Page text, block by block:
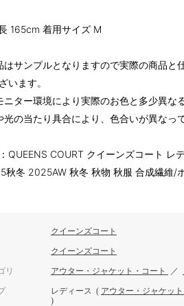
165cm 着用サイズ M
はサンプルとなりますので実際の商品と
います。
ニター環境により実際のお色と多少異な
光の当たり具合により、色合いが異なっ
QUEENS COURT クイーンズコート レ
秋冬 2025AW 秋冬 秋物 秋服 合成繊維/
クイーンズコート
クイーンズコート
リ アウター・ジャケット・コート ／
レディース ( アウター・ジャケッ
)